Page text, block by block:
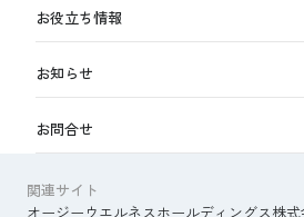
お役立ち情報
お知らせ
お問合せ
関連サイト
オージーウエルネスホールディングス株式